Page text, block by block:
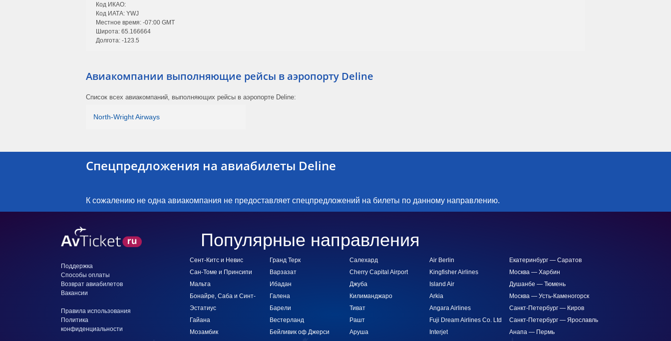
Код ИКАО:
Код ИАТА: YWJ
Местное время: -07:00 GMT
Широта: 65.166664
Долгота: -123.5
Авиакомпании выполняющие рейсы в аэропорту Deline
Список всех авиакомпаний, выполняющих рейсы в аэропорте Deline:
North-Wright Airways
Спецпредложения на авиабилеты Deline
К сожалению не одна авиакомпания не предоставляет спецпредложений на билеты по данному направлению.
Популярные направления
Сент-Китс и Невис
Сан-Томе и Принсипи
Мальта
Бонайре, Саба и Синт-
Эстатиус
Гайана
Мозамбик
Гранд Терк
Варзазат
Ибадан
Галена
Барели
Вестерланд
Бейливик оф Джерси
Салехард
Cherry Capital Airport
Джуба
Килиманджаро
Тиват
Рашт
Аруша
Air Berlin
Kingfisher Airlines
Island Air
Arkia
Angara Airlines
Fuji Dream Airlines Co. Ltd
Interjet
Екатеринбург — Саратов
Москва — Харбин
Душанбе — Тюмень
Москва — Усть-Каменогорск
Санкт-Петербург — Киров
Санкт-Петербург — Ярославль
Анапа — Пермь
Поддержка
Способы оплаты
Возврат авиабилетов
Вакансии
Правила использования
Политика
конфиденциальности